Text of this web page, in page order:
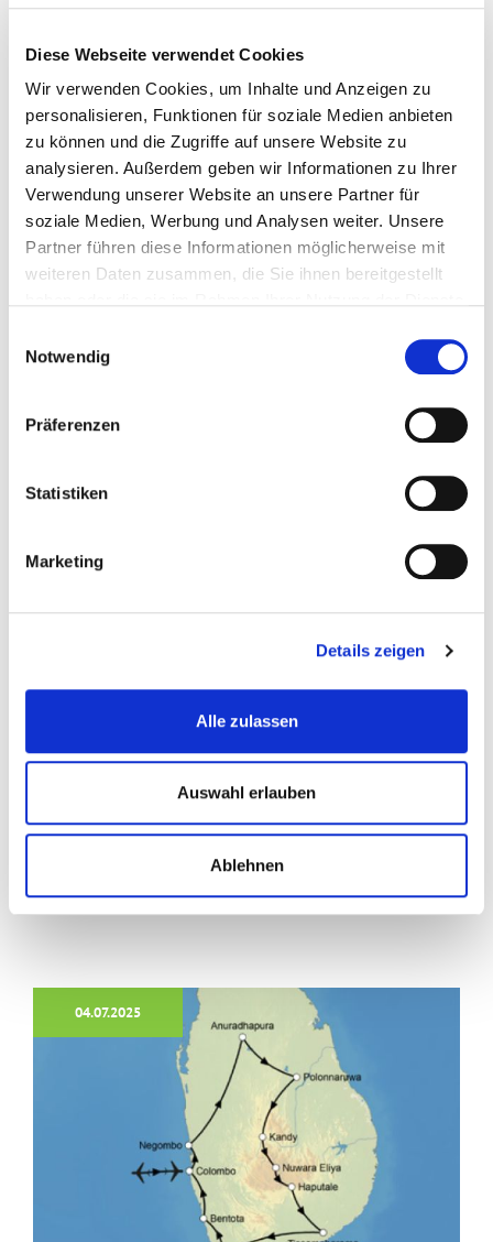
Diese Webseite verwendet Cookies
Wir verwenden Cookies, um Inhalte und Anzeigen zu
personalisieren, Funktionen für soziale Medien anbieten
zu können und die Zugriffe auf unsere Website zu
analysieren. Außerdem geben wir Informationen zu Ihrer
Verwendung unserer Website an unsere Partner für
soziale Medien, Werbung und Analysen weiter. Unsere
Partner führen diese Informationen möglicherweise mit
weiteren Daten zusammen, die Sie ihnen bereitgestellt
Notwendig
Präferenzen
Statistiken
Marketing
Details zeigen
Alle zulassen
Auswahl erlauben
Ablehnen
DROHNENFÜHRERSCHEIN
Weiterlesen …
14.07.2025
STOFFSTROMBILANZ
Stoffstrombilanz aufgehoben ...
04.07.2025